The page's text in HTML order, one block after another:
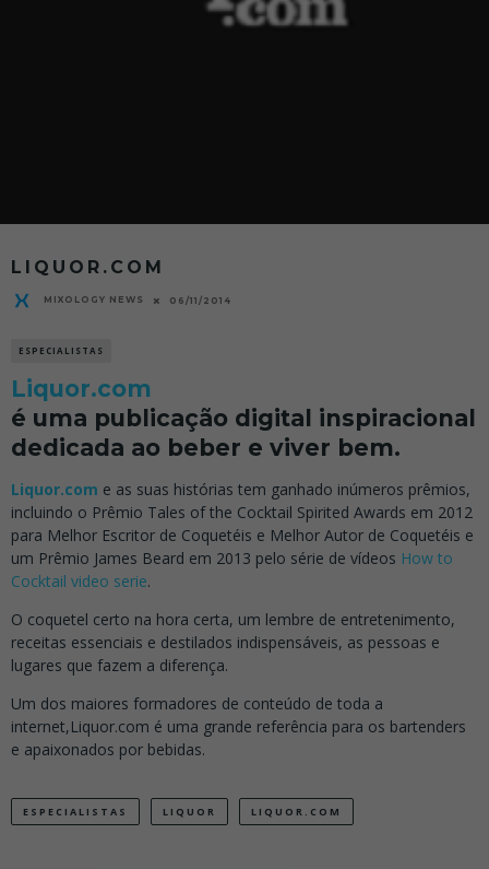
LIQUOR.COM
MIXOLOGY NEWS 06/11/2014
ESPECIALISTAS
Liquor.com
é uma publicação digital inspiracional
dedicada ao beber e viver bem.
Liquor.com e as suas histórias tem ganhado inúmeros prêmios,
incluindo o Prêmio Tales of the Cocktail Spirited Awards em 2012
para Melhor Escritor de Coquetéis e Melhor Autor de Coquetéis e
um Prêmio James Beard em 2013 pelo série de vídeos How to
Cocktail video serie.
O coquetel certo na hora certa, um lembre de entretenimento,
receitas essenciais e destilados indispensáveis, as pessoas e
lugares que fazem a diferença.
Um dos maiores formadores de conteúdo de toda a
internet,Liquor.com é uma grande referência para os bartenders
e apaixonados por bebidas.
ESPECIALISTAS LIQUOR LIQUOR.COM